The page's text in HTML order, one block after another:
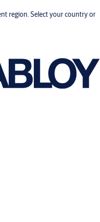
region. Select your country or